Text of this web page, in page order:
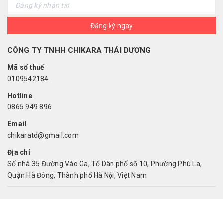
Đăng ký ngay
CÔNG TY TNHH CHIKARA THÁI DƯƠNG
Mã số thuế
0109542184
Hotline
0865 949 896
Email
chikaratd@gmail.com
Địa chỉ
Số nhà 35 Đường Vào Ga, Tổ Dân phố số 10, Phường Phú La,
Quận Hà Đông, Thành phố Hà Nội, Việt Nam